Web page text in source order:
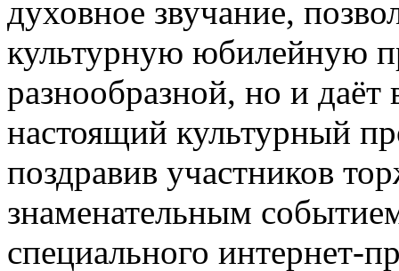
духовное звучание,
культурную юбилейную
разнообразной, но и
настоящий культурный
поздравив участников
знаменательным
специального интернет-